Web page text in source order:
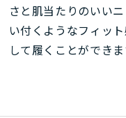
さと肌当たりのいい
い付くようなフィッ
して履くことができま